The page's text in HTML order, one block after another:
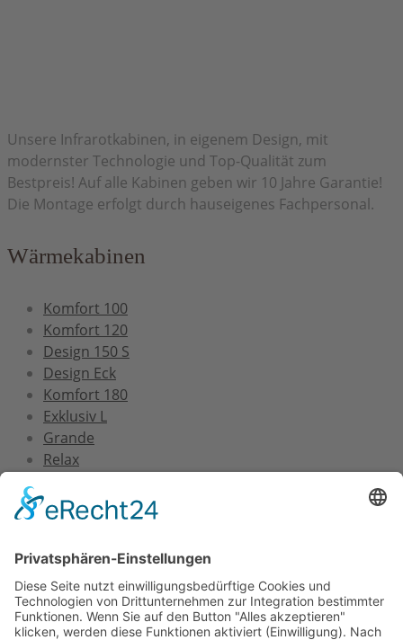
Unsere Infrarotkabinen, in eigenem Design, mit
modernster Technologie und Top-Qualität zum
Bestpreis! Auf alle Kabinen geben wir 10 Jahre Garantie!
Die Montage erfolgt durch hauseigenes Fachpersonal.
Wärmekabinen
Komfort 100
Komfort 120
Design 150 S
Design Eck
Komfort 180
Exklusiv L
Grande
Relax
Service
Versand und Montage
Zertifizierung
Gewährleistung
FAQs